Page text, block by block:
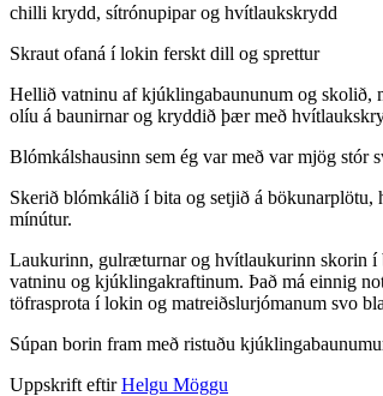
chilli krydd, sítrónupipar og hvítlaukskrydd
Skraut ofaná í lokin ferskt dill og sprettur
Hellið vatninu af kjúklingabaununum og skolið,
olíu á baunirnar og kryddið þær með
Blómkálshausinn sem ég var með var mjög stór
Skerið blómkálið í bita og setjið á
mínútur.
Laukurinn, gulræturnar og hvítlaukurinn skorin í
vatninu og kjúklingakraftinum. Það má einnig
töfrasprota í lokin og matreiðslurjómanum svo
Súpan borin fram með ristuðu
Uppskrift eftirHelgu Möggu